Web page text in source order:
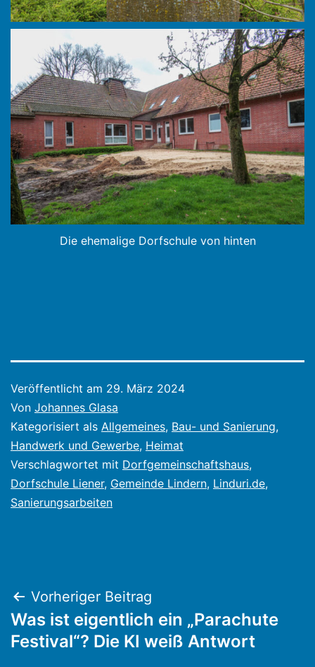
Die ehemalige Dorfschule von hinten
Veröffentlicht am 29. März 2024
Von Johannes Glasa
Kategorisiert als Allgemeines, Bau- und Sanierung,
Handwerk und Gewerbe, Heimat
Verschlagwortet mit Dorfgemeinschaftshaus,
Dorfschule Liener, Gemeinde Lindern, Linduri.de,
Sanierungsarbeiten
Beitragsnavigation
Vorheriger Beitrag
Was ist eigentlich ein „Parachute
Festival“? Die KI weiß Antwort